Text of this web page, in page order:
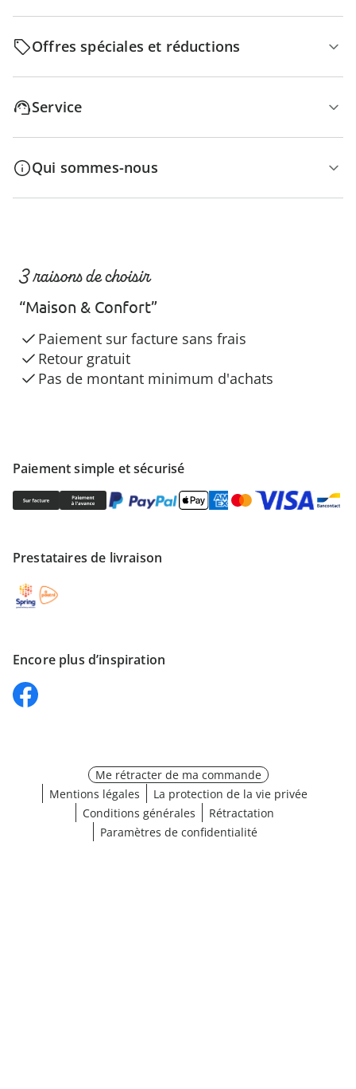
Offres spéciales et réductions
Service
Qui sommes-nous
Paiement simple et sécurisé
Prestataires de livraison
Encore plus d’inspiration
3 raisons de choisir
“Maison & Confort”
Paiement sur facture sans frais
Retour gratuit
Pas de montant minimum d'achats
Me rétracter de ma commande
Mentions légales
La protection de la vie privée
Conditions générales
Rétractation
Paramètres de confidentialité